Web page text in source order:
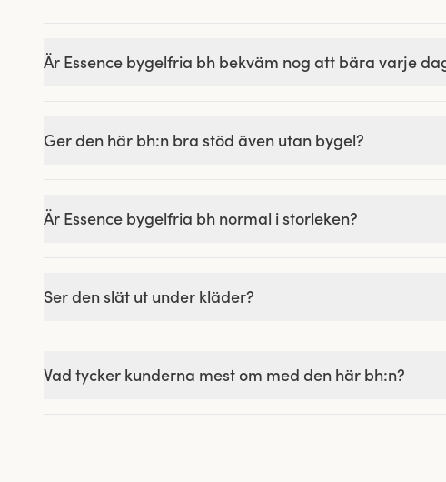
Är Essence bygelfria bh bekväm nog att bära varje
Ger den här bh:n bra stöd även utan bygel?
Är Essence bygelfria bh normal i storleken?
Ser den slät ut under kläder?
Vad tycker kunderna mest om med den här bh:n?